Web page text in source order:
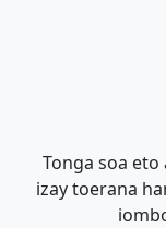
Tonga soa
izay toerana